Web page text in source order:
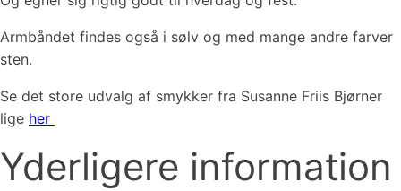
Armbåndet findes også i sølv og med mange andre farver
sten.
Se det store udvalg af smykker fra Susanne Friis Bjørner
lige her
Yderligere information